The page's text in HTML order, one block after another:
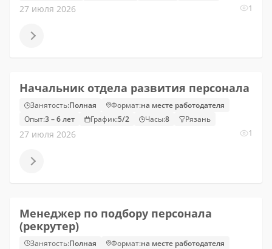
27 июля 2026 1
Начальник отдела развития персонала
Занятость:Полная Формат:на месте работодателя
Опыт:3 – 6 лет График:5/2 Часы:8 Рязань
27 июля 2026 1
Менеджер по подбору персонала
(рекрутер)
Занятость:Полная Формат:на месте работодателя